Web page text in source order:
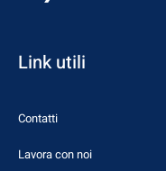
Link utili
Contatti
Lavora con noi